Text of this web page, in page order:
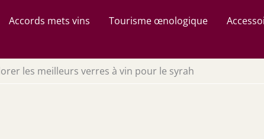
Accords mets vins Tourisme œnologique
les meilleurs verres à vin pour le syrah